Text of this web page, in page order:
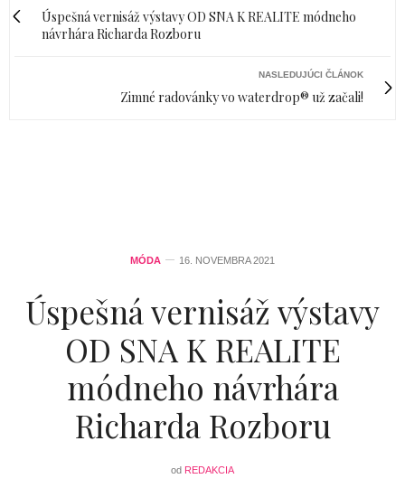
Úspešná vernisáž výstavy OD SNA K REALITE módneho
návrhára Richarda Rozboru
NASLEDUJÚCI ČLÁNOK
Zimné radovánky vo waterdrop® už začali!
MÓDA 16. NOVEMBRA 2021
Úspešná vernisáž výstavy
OD SNA K REALITE
módneho návrhára
Richarda Rozboru
od REDAKCIA